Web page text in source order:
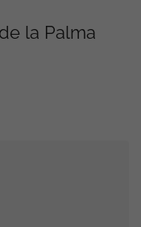
la Palma